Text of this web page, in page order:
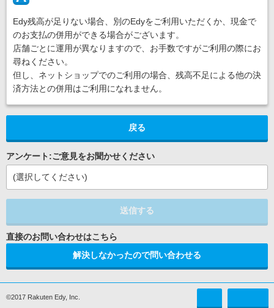
Edy残高が足りない場合、別のEdyをご利用いただくか、現金で
のお支払の併用ができる場合がございます。
店舗ごとに運用が異なりますので、お手数ですがご利用の際にお
尋ねください。
但し、ネットショップでのご利用の場合、残高不足による他の決
済方法との併用はご利用になれません。
戻る
アンケート:ご意見をお聞かせください
(選択してください)
送信する
解決しなかったので問い合わせる
©2017 Rakuten Edy, Inc.